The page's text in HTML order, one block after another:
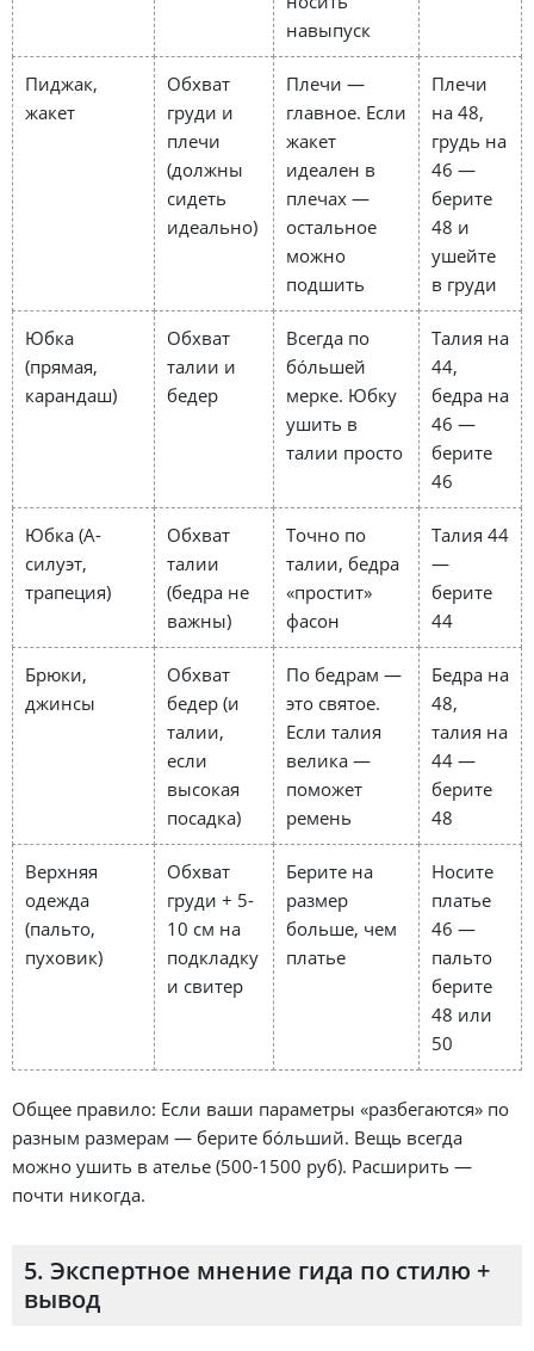
навыпуск
Пиджак,
жакет
Обхват
груди и
плечи
(должны
сидеть
идеально)
Плечи —
главное. Если
жакет
идеален в
плечах —
остальное
можно
подшить
Плечи
на 48,
грудь на
46 —
берите
48 и
ушейте
в груди
Юбка
(прямая,
карандаш)
Обхват
талии и
бедер
Всегда по
бóльшей
мерке. Юбку
ушить в
талии просто
Талия на
44,
бедра на
46 —
берите
46
Юбка (А-
силуэт,
трапеция)
Обхват
талии
(бедра не
важны)
Точно по
талии, бедра
«простит»
фасон
Талия 44
—
берите
44
Брюки,
джинсы
Обхват
бедер (и
талии,
если
высокая
посадка)
По бедрам —
это святое.
Если талия
велика —
поможет
ремень
Бедра на
48,
талия на
44 —
берите
48
Верхняя
одежда
(пальто,
пуховик)
Обхват
груди + 5-
10 см на
подкладку
и свитер
Берите на
размер
больше, чем
платье
Носите
платье
46 —
пальто
берите
48 или
50
Общее правило: Если ваши параметры «разбегаются» по
разным размерам — берите бóльший. Вещь всегда
можно ушить в ателье (500-1500 руб). Расширить —
почти никогда.
5. Экспертное мнение гида по стилю +
вывод